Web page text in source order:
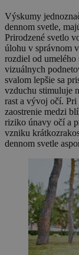
Výskumy
dennom svetle,
Prirodzené svetlo
úlohu v správnom
rozdiel od umelého
vizuálnych
svalom lepšie sa
vzduchu stimuluje
rast a vývoj očí. Pri
zaostrenie medzi
riziko únavy očí a
vzniku
dennom svetle